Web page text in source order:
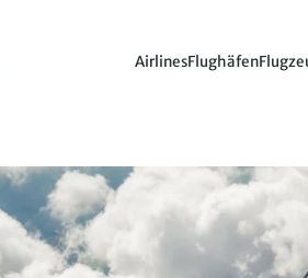
AirlinesFlughäfen